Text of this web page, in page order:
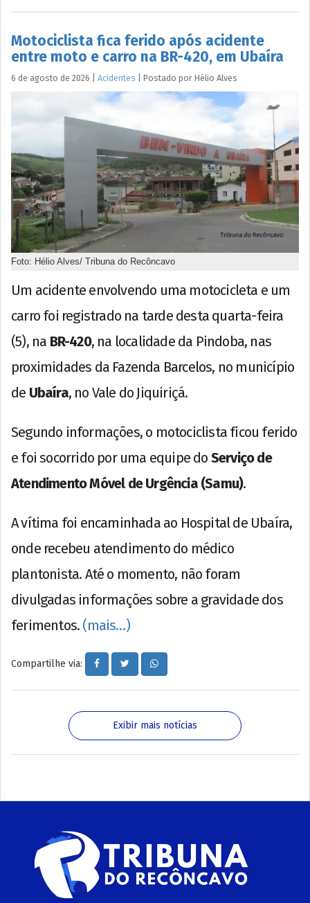
Motociclista fica ferido após acidente
entre moto e carro na BR-420, em Ubaíra
6 de agosto de 2026 Acidentes Postado por Hélio Alves
Foto: Hélio Alves/ Tribuna do Recôncavo
Um acidente envolvendo uma motocicleta e um
carro foi registrado na tarde desta quarta-feira
(5), na BR-420, na localidade da Pindoba, nas
proximidades da Fazenda Barcelos, no município
de Ubaíra, no Vale do Jiquiriçá.
Segundo informações, o motociclista ficou ferido
e foi socorrido por uma equipe do Serviço de
Atendimento Móvel de Urgência (Samu).
A vítima foi encaminhada ao Hospital de Ubaíra,
onde recebeu atendimento do médico
plantonista. Até o momento, não foram
divulgadas informações sobre a gravidade dos
ferimentos. (mais…)
Compartilhe via:
Exibir mais notícias